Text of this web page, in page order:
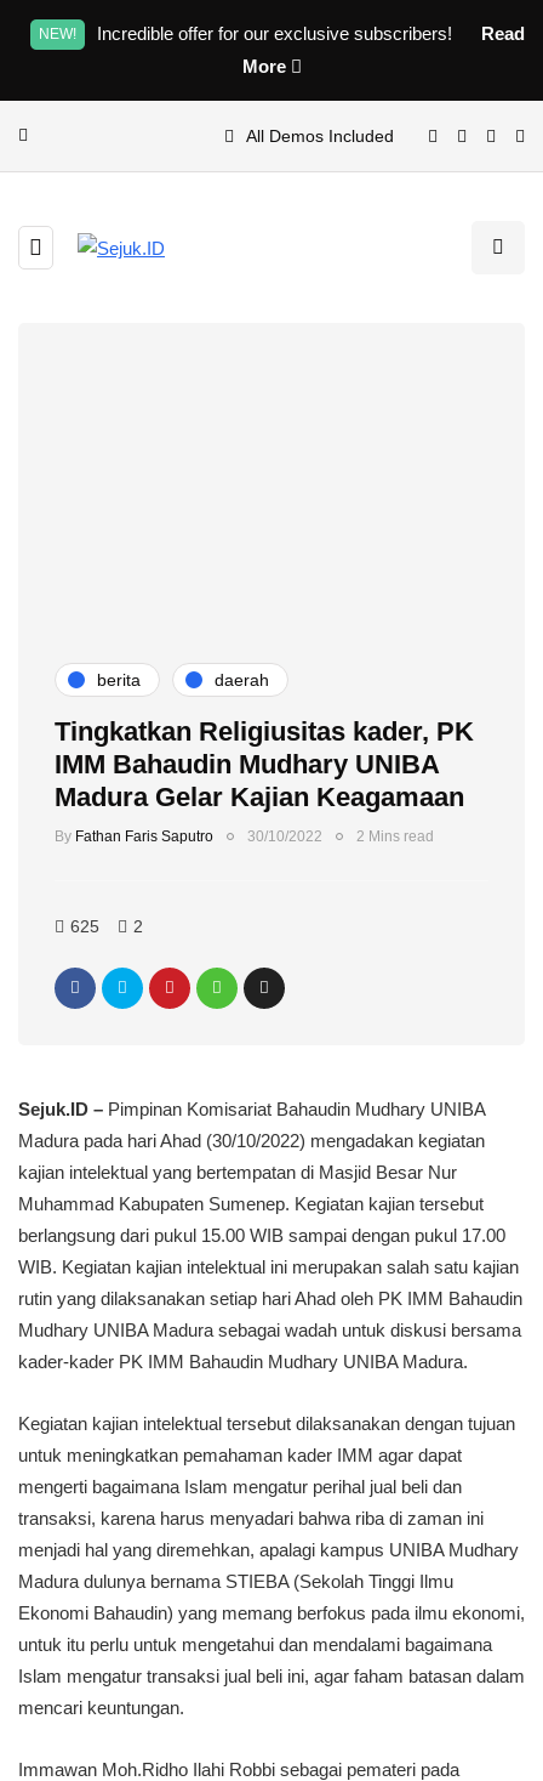
NEW! Incredible offer for our exclusive subscribers!
Read
More
All Demos Included
berita daerah
Tingkatkan Religiusitas kader, PK
IMM Bahaudin Mudhary UNIBA
Madura Gelar Kajian Keagamaan
By Fathan Faris Saputro 30/10/2022 2 Mins read
625 2
Sejuk.ID – Pimpinan Komisariat Bahaudin Mudhary UNIBA
Madura pada hari Ahad (30/10/2022) mengadakan kegiatan
kajian intelektual yang bertempatan di Masjid Besar Nur
Muhammad Kabupaten Sumenep. Kegiatan kajian tersebut
berlangsung dari pukul 15.00 WIB sampai dengan pukul 17.00
WIB. Kegiatan kajian intelektual ini merupakan salah satu kajian
rutin yang dilaksanakan setiap hari Ahad oleh PK IMM Bahaudin
Mudhary UNIBA Madura sebagai wadah untuk diskusi bersama
kader-kader PK IMM Bahaudin Mudhary UNIBA Madura.
Kegiatan kajian intelektual tersebut dilaksanakan dengan tujuan
untuk meningkatkan pemahaman kader IMM agar dapat
mengerti bagaimana Islam mengatur perihal jual beli dan
transaksi, karena harus menyadari bahwa riba di zaman ini
menjadi hal yang diremehkan, apalagi kampus UNIBA Mudhary
Madura dulunya bernama STIEBA (Sekolah Tinggi Ilmu
Ekonomi Bahaudin) yang memang berfokus pada ilmu ekonomi,
untuk itu perlu untuk mengetahui dan mendalami bagaimana
Islam mengatur transaksi jual beli ini, agar faham batasan dalam
mencari keuntungan.
Immawan Moh.Ridho Ilahi Robbi sebagai pemateri pada